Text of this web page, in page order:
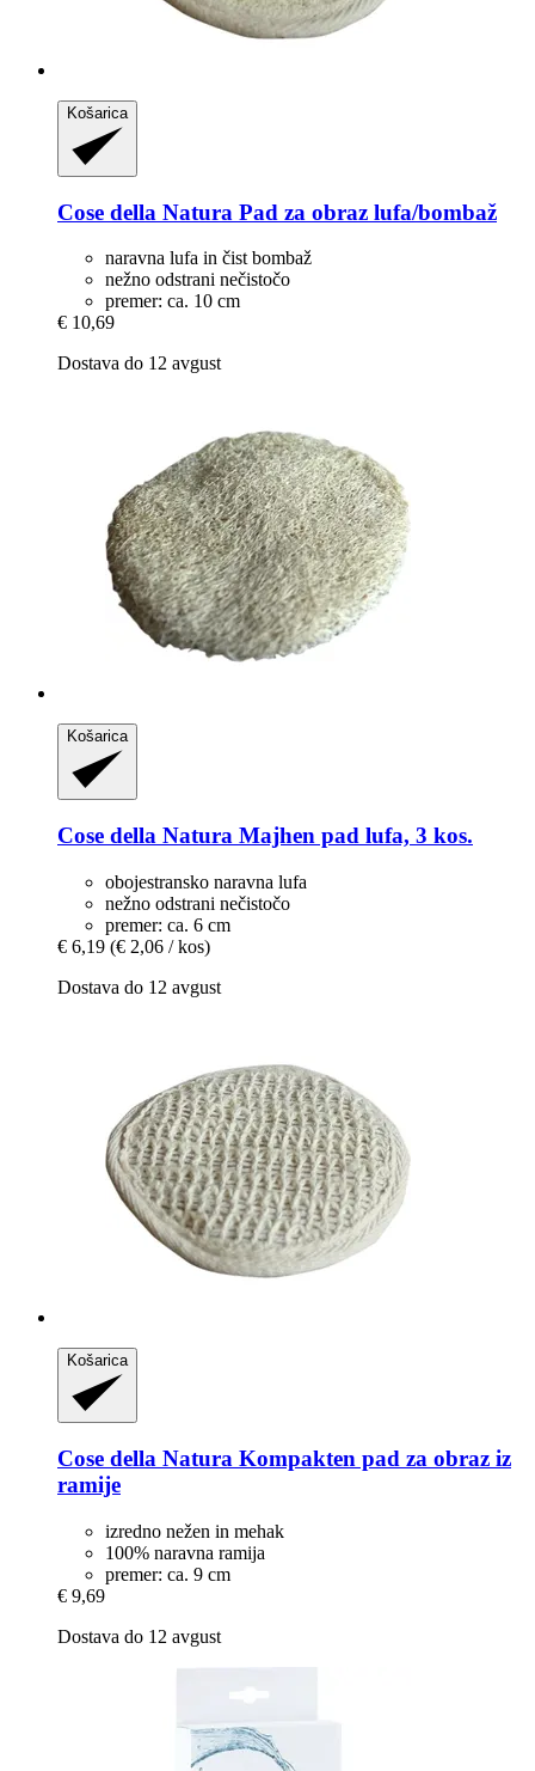
Košarica
Cose della Natura Pad za obraz lufa/bombaž
naravna lufa in čist bombaž
nežno odstrani nečistočo
premer: ca. 10 cm
€ 10,69
Dostava do 12 avgust
Košarica
Cose della Natura Majhen pad lufa, 3 kos.
obojestransko naravna lufa
nežno odstrani nečistočo
premer: ca. 6 cm
€ 6,19 (€ 2,06 / kos)
Dostava do 12 avgust
Košarica
Cose della Natura Kompakten pad za obraz iz
ramije
izredno nežen in mehak
100% naravna ramija
premer: ca. 9 cm
€ 9,69
Dostava do 12 avgust